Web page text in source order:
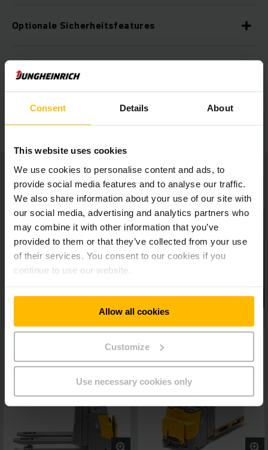
Consent Details About
This website uses cookies
We use cookies to personalise content and ads, to
provide social media features and to analyse our traffic.
We also share information about your use of our site with
our social media, advertising and analytics partners who
may combine it with other information that you’ve
provided to them or that they’ve collected from your use
of their services. You consent to our cookies if you
continue to use our website.
Allow all cookies
Customize
Use necessary cookies only
Optionale Sicherheitsfeatures
Diverse Ausstattungsoptionen